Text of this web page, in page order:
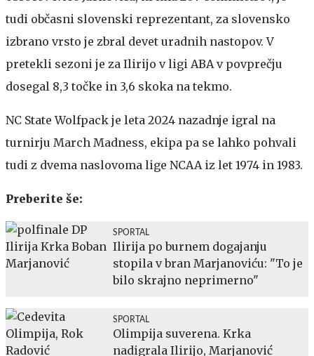
tudi občasni slovenski reprezentant, za slovensko
izbrano vrsto je zbral devet uradnih nastopov. V
pretekli sezoni je za Ilirijo v ligi ABA v povprečju
dosegal 8,3 točke in 3,6 skoka na tekmo.
NC State Wolfpack je leta 2024 nazadnje igral na
turnirju March Madness, ekipa pa se lahko pohvali
tudi z dvema naslovoma lige NCAA iz let 1974 in 1983.
Preberite še:
SPORTAL
Ilirija po burnem dogajanju
stopila v bran Marjanoviću: "To je
bilo skrajno neprimerno"
SPORTAL
Olimpija suverena. Krka
nadigrala Ilirijo, Marjanović